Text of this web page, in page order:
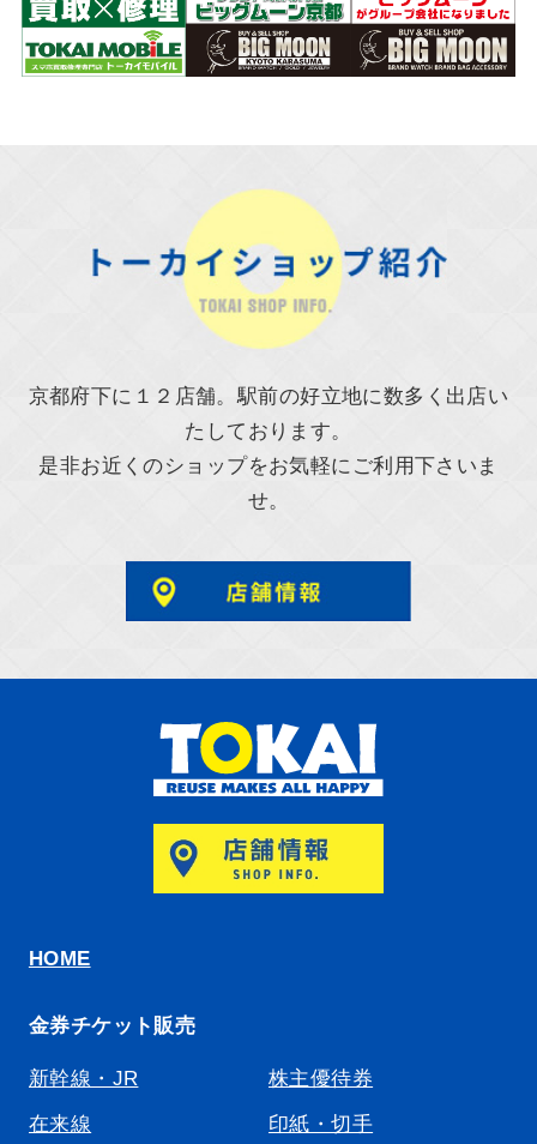
京都府下に１２店舗。駅前の好立地に数多く出店い
たしております。
是非お近くのショップをお気軽にご利用下さいま
せ。
HOME
金券チケット販売
新幹線・JR
株主優待券
在来線
印紙・切手